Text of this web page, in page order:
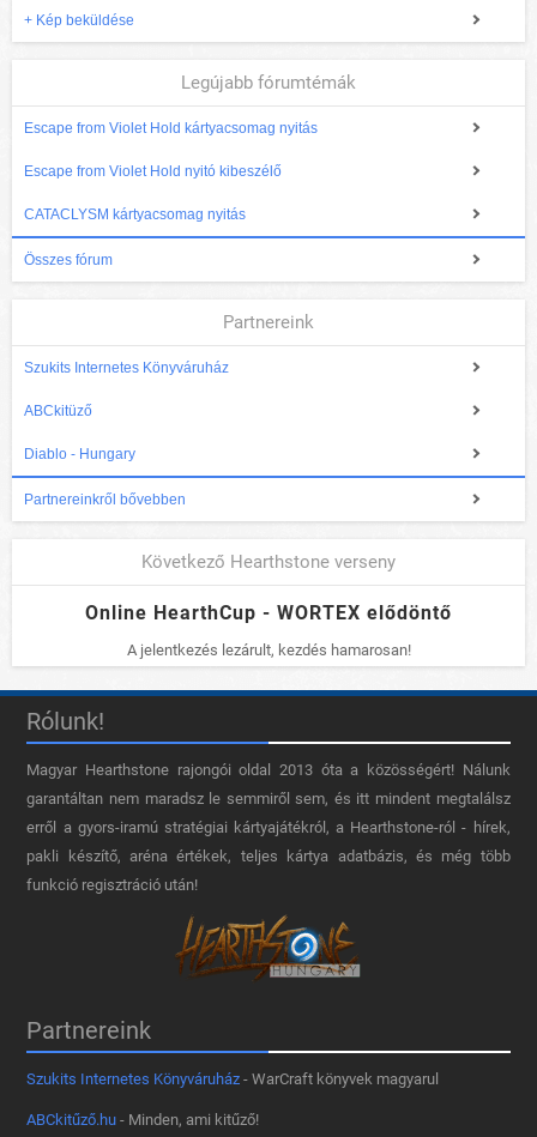
+ Kép beküldése
Legújabb fórumtémák
Escape from Violet Hold kártyacsomag nyitás
Escape from Violet Hold nyitó kibeszélő
CATACLYSM kártyacsomag nyitás
Összes fórum
Partnereink
Szukits Internetes Könyváruház
ABCkitüző
Diablo - Hungary
Partnereinkről bővebben
Következő Hearthstone verseny
Online HearthCup - WORTEX elődöntő
A jelentkezés lezárult, kezdés hamarosan!
Rólunk!
Magyar Hearthstone​ rajongói oldal 2013 óta a közösségért! Nálunk
garantáltan nem maradsz le semmiről sem, és itt mindent megtalálsz
erről a gyors-iramú stratégiai kártyajátékról, a Hearthstone-ról - hírek,
pakli készítő, aréna értékek, teljes kártya adatbázis, és még több
funkció regisztráció után!
Partnereink
Szukits Internetes Könyváruház - WarCraft könyvek magyarul
ABCkitűző.hu - Minden, ami kitűző!